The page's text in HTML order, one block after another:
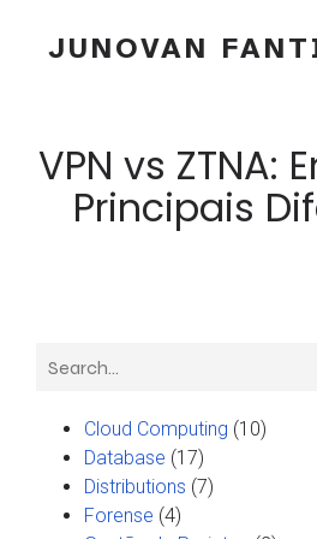
JUNOVAN
VPN vs ZTNA:
Principais
Cloud Computing (10)
Database (17)
Distributions (7)
Forense (4)